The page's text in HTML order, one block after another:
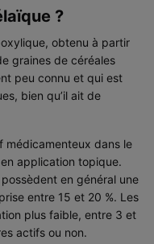
?
obtenu à partir
graines de céréales
peu connu et qui est
bien qu’il ait de
médicamenteux dans le
application topique.
en général une
entre 15 et 20 %. Les
plus faible, entre 3 et
actifs ou non.